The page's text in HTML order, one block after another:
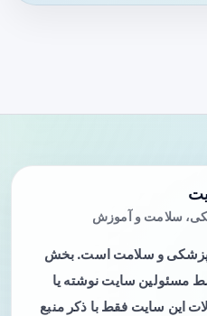
سلامت و آموزش
پزشکی و سلامت است. بخش
مسئولین سایت نوشته یا
این سایت فقط با ذکر منبع